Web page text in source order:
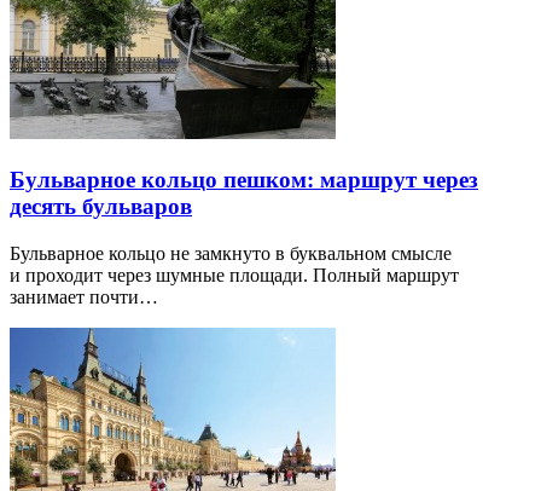
Бульварное кольцо пешком: маршрут через
десять бульваров
Бульварное кольцо не замкнуто в буквальном смысле
и проходит через шумные площади. Полный маршрут
занимает почти…